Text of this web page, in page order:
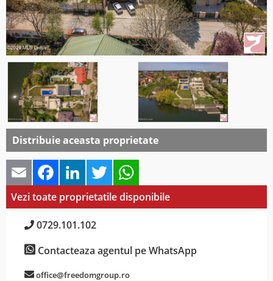
Distribuie aceasta proprietate
Email FacebookLinkedInTwitterWhatsApp
Vezi toate proprietatile disponibile
0729.101.102
Contacteaza agentul pe WhatsApp
office@freedomgroup.ro